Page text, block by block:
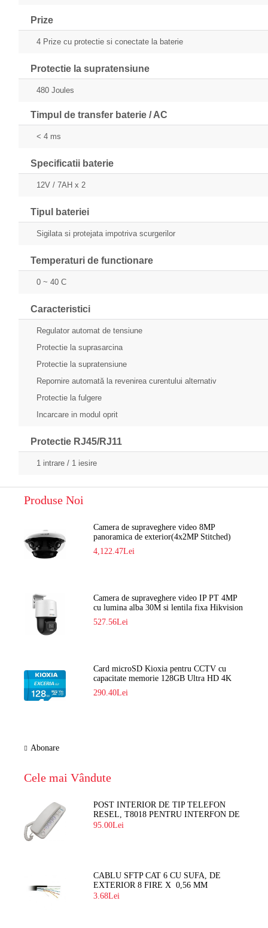
Prize
4 Prize cu protectie si conectate la baterie
Protectie la supratensiune
480 Joules
Timpul de transfer baterie / AC
< 4 ms
Specificatii baterie
12V / 7AH x 2
Tipul bateriei
Sigilata si protejata impotriva scurgerilor
Temperaturi de functionare
0 ~ 40 C
Caracteristici
Regulator automat de tensiune
Protectie la suprasarcina
Protectie la supratensiune
Repornire automată la revenirea curentului alternativ
Protectie la fulgere
Incarcare in modul oprit
Protectie RJ45/RJ11
1 intrare / 1 iesire
Produse Noi
Camera de supraveghere video 8MP
panoramica de exterior(4x2MP Stitched)
Navaio NGC-7482PR
4,122.47Lei
Camera de supraveghere video IP PT 4MP
cu lumina alba 30M si lentila fixa Hikvision
DS-2DE2C400SCG-E F1
527.56Lei
Card microSD Kioxia pentru CCTV cu
capacitate memorie 128GB Ultra HD 4K
LMEX2L128GG2
290.40Lei
Abonare
Cele mai Vândute
POST INTERIOR DE TIP TELEFON
RESEL, T8018 PENTRU INTERFON DE
BLOC
95.00Lei
CABLU SFTP CAT 6 CU SUFA, DE
EXTERIOR 8 FIRE X 0,56 MM
3.68Lei